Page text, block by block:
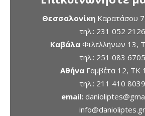
ΘεσσαλονίκηΚαρατάσου
τηλ.: 231 052 2126
ΚαβάλαΦιλελλήνων 13,
τηλ.: 251 083 6705
ΑθήναΓαμβέτα 12, ΤΚ
τηλ.: 211 410 8039
email:
info@danioliptes.gr